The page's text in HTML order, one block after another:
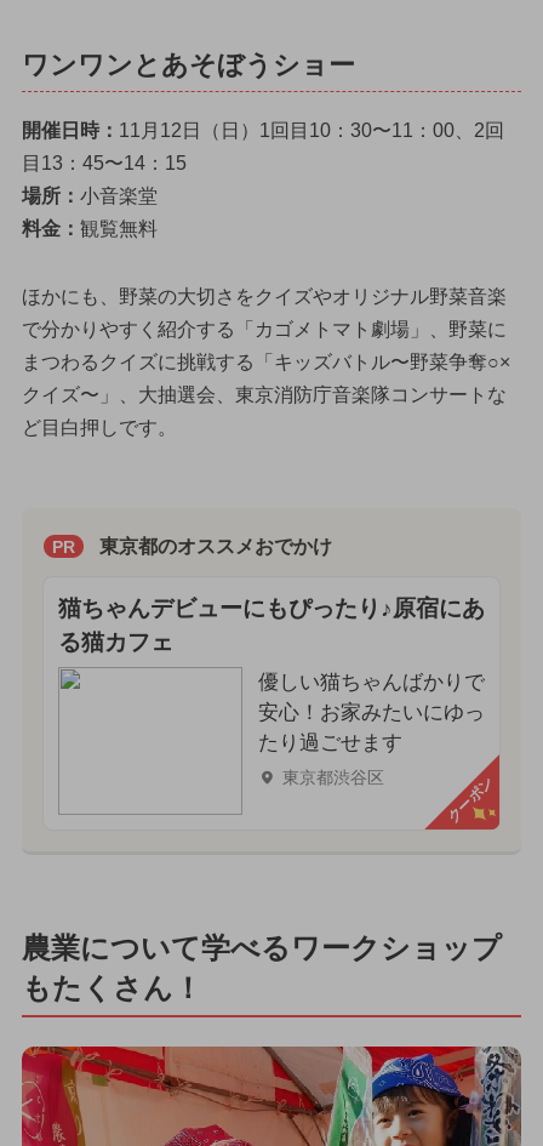
ワンワンとあそぼうショー
開催日時： 11月12日（日）1回目10：30〜11：00、2回
目13：45〜14：15
場所： 小音楽堂
料金： 観覧無料
ほかにも、野菜の大切さをクイズやオリジナル野菜音楽
で分かりやすく紹介する「カゴメトマト劇場」、野菜に
まつわるクイズに挑戦する「キッズバトル〜野菜争奪○×
クイズ〜」、大抽選会、東京消防庁音楽隊コンサートな
ど目白押しです。
PR 東京都のオススメおでかけ
猫ちゃんデビューにもぴったり♪原宿にあ
る猫カフェ
優しい猫ちゃんばかりで
安心！お家みたいにゆっ
たり過ごせます
東京都渋谷区 クーポン
農業について学べるワークショップ
もたくさん！